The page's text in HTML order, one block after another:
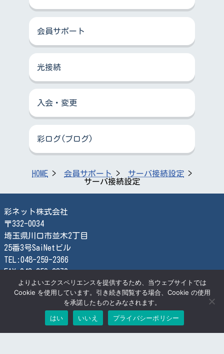
会員サポート
光接続
入会・変更
彩ログ(ブログ)
HOME 会員サポート
サーバ接続設定
サーバ接続設定
彩ネット株式会社
〒332-0034
埼玉県川口市並木2丁目
25番3号SaiNetビル
TEL:048-259-2366
FAX:048-259-2870
検索する
© SaiNet Corporation
よりよいエクスペリエンスを提供するため、当ウェブサイトでは
Cookie を使用しています。引き続き閲覧する場合、Cookie の使用
を承諾したものとみなされます。
はい
いいえ プライバシーポリシー